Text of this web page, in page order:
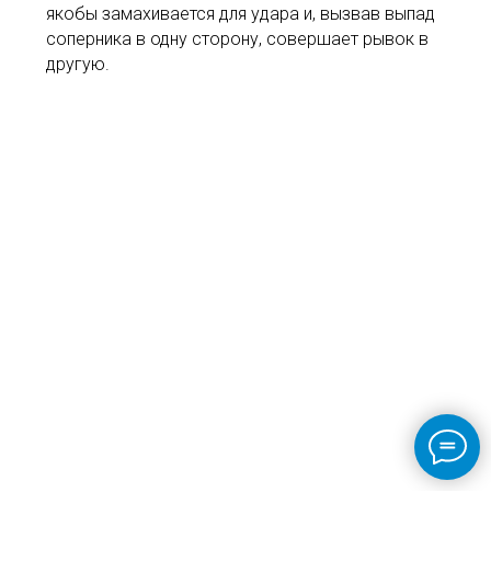
якобы замахивается для удара и, вызвав выпад
соперника в одну сторону, совершает рывок в
другую.